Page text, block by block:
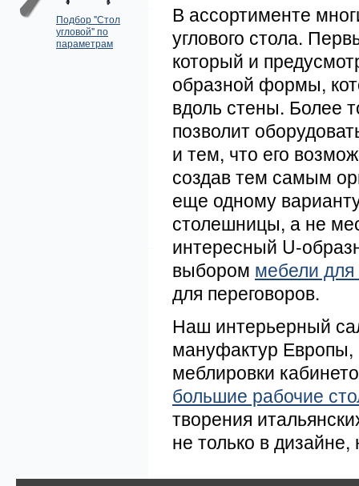
Подбор "Стол
угловой" по
параметрам
В ассортименте
углового стола.
который и
образной формы,
вдоль стены. Более
позволит
и тем, что его
создав тем самым
еще одному
столешницы, а не
интересный U-
выбором мебели для
для переговоров.
Наш интерьерный
мануфактур Европы,
меблировки
большие рабочие
творения
не только в